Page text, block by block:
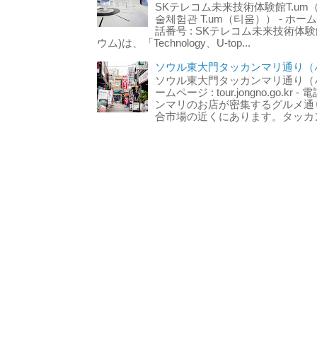
SKテレコム未来技術体験館T.um
술체험관 T.um（티움）） - ホー
話番号 : SKテレコム未来技術体
ウム)は、「Technology、U-top...
ソウル東大門タッカンマリ通り
ソウル東大門タッカンマリ通り
ームページ : tour.jongno.go.kr -
ンマリのお店が密集するグルメ
合市場の近くにあります。タッ